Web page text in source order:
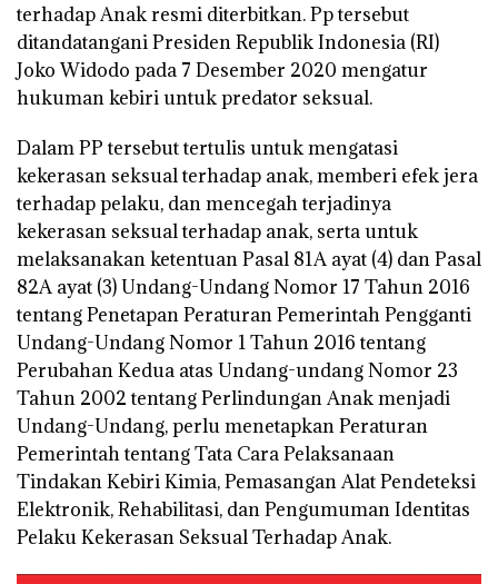
terhadap Anak resmi diterbitkan. Pp tersebut
ditandatangani Presiden Republik Indonesia (RI)
Joko Widodo pada 7 Desember 2020 mengatur
hukuman kebiri untuk predator seksual.
Dalam PP tersebut tertulis untuk mengatasi
kekerasan seksual terhadap anak, memberi efek jera
terhadap pelaku, dan mencegah terjadinya
kekerasan seksual terhadap anak, serta untuk
melaksanakan ketentuan Pasal 81A ayat (4) dan Pasal
82A ayat (3) Undang-Undang Nomor 17 Tahun 2016
tentang Penetapan Peraturan Pemerintah Pengganti
Undang-Undang Nomor 1 Tahun 2016 tentang
Perubahan Kedua atas Undang-undang Nomor 23
Tahun 2002 tentang Perlindungan Anak menjadi
Undang-Undang, perlu menetapkan Peraturan
Pemerintah tentang Tata Cara Pelaksanaan
Tindakan Kebiri Kimia, Pemasangan Alat Pendeteksi
Elektronik, Rehabilitasi, dan Pengumuman Identitas
Pelaku Kekerasan Seksual Terhadap Anak.